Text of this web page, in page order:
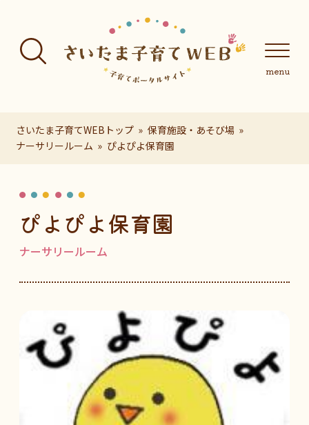
さいたま子育てWEBトップ
保育施設・あそび場
ナーサリールーム
ぴよぴよ保育園
ぴよぴよ保育園
ナーサリールーム